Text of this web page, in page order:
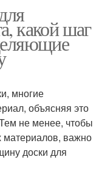
какой шаг
многие
объясняя это
не менее, чтобы
материалов, важно
доски для